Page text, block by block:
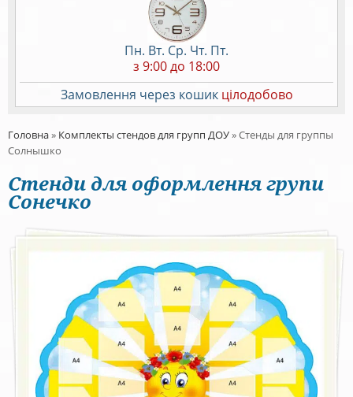
Пн. Вт. Ср. Чт. Пт.
з 9:00 до 18:00
Замовлення через кошик цілодобово
Головна» Комплекты стендов для групп ДОУ»Стенды для группы
Солнышко
Стенди для оформлення групи
Сонечко